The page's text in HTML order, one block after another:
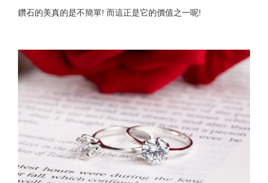
鑽石的美真的是不簡單! 而這正是它的價值之一呢!